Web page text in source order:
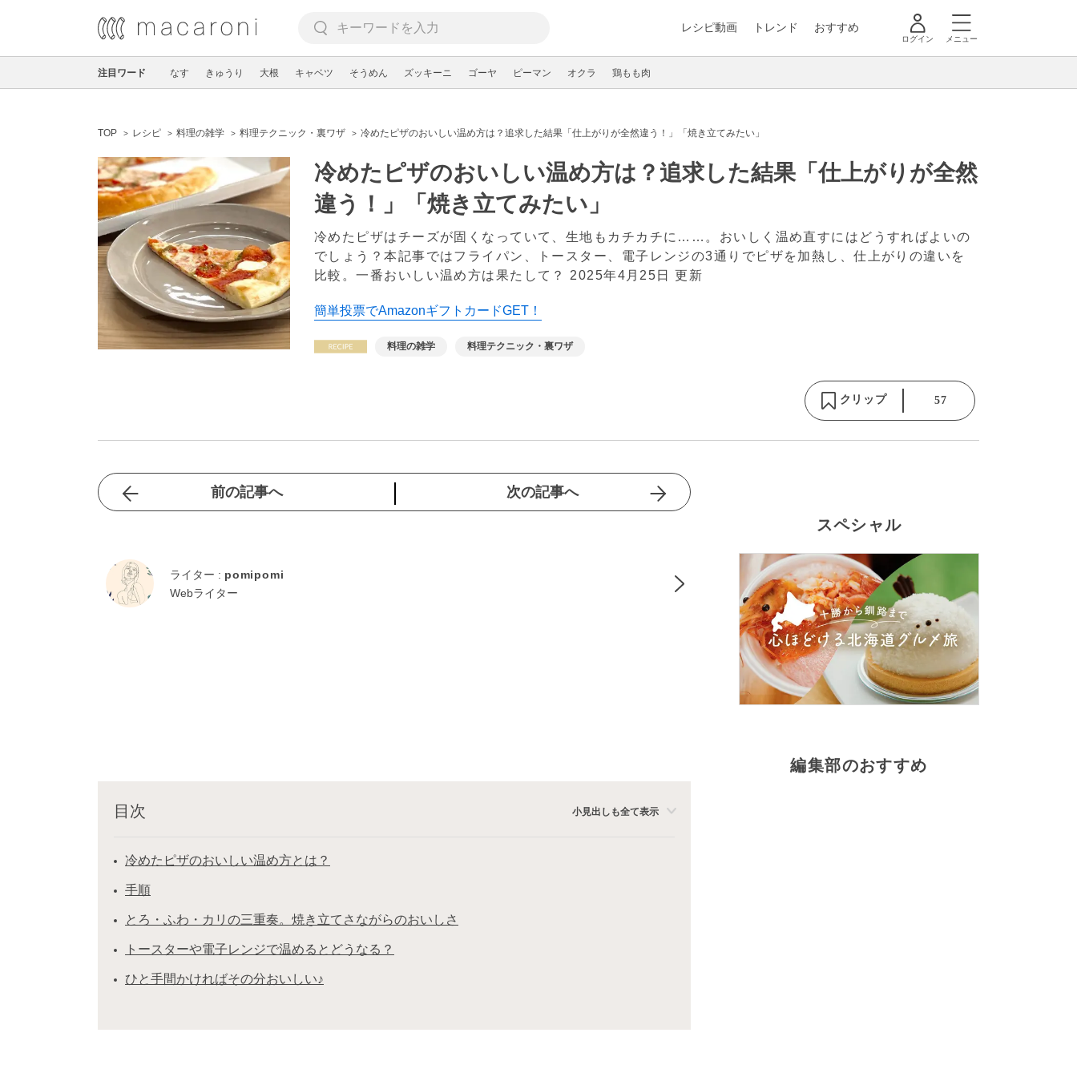
レシピ動画 トレンド おすすめ
ログイン メニュー
注目ワード なす きゅうり 大根 キャベツ そうめん ズッキーニ ゴーヤ ピーマン オクラ 鶏もも肉
TOP レシピ 料理の雑学 料理テクニック・裏ワザ 冷めたピザのおいしい温め方は？追求した結果「仕上がりが全然違う！」「焼き立てみたい」
冷めたピザのおいしい温め方は？追求した結果「仕上がりが全然
違う！」「焼き立てみたい」
冷めたピザはチーズが固くなっていて、生地もカチカチに……。おいしく温め直すにはどうすればよいの
でしょう？本記事ではフライパン、トースター、電子レンジの3通りでピザを加熱し、仕上がりの違いを
比較。一番おいしい温め方は果たして？ 2025年4月25日 更新
簡単投票でAmazonギフトカードGET！
料理の雑学 料理テクニック・裏ワザ
クリップ 57
前の記事へ 次の記事へ
ライター : pomipomi
Webライター
目次 小見出しも全て表示
冷めたピザのおいしい温め方とは？
手順
とろ・ふわ・カリの三重奏。焼き立てさながらのおいしさ
トースターや電子レンジで温めるとどうなる？
ひと手間かければその分おいしい♪
スペシャル
編集部のおすすめ